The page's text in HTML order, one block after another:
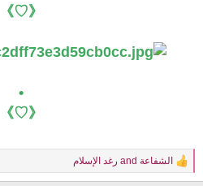
《♡》
•
《♡》
R
e
الشفاعة رغد الإسلام